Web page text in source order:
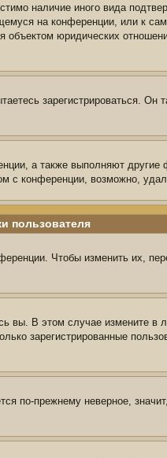
наличие иного вида
на конференции, или к
юридических
зарегистрироваться. Он
а также выполняют
с конференции, возможно,
пользователя
Чтобы изменить их,
вы. В этом случае измените в
зарегистрированные
по-прежнему неверное,